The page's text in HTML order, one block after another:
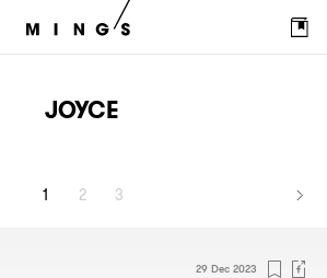
JOYCE
1 2 3
29 Dec 2023